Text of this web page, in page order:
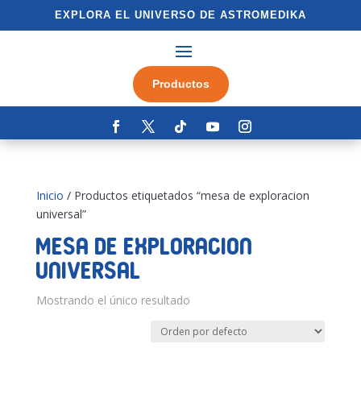
EXPLORA EL UNIVERSO DE ASTROMEDIKA
Productos
Inicio / Productos etiquetados “mesa de exploracion
universal”
mesa de exploracion
universal
Mostrando el único resultado